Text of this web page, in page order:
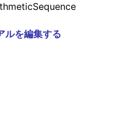
ルを編集する